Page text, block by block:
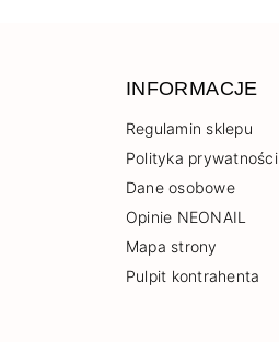
INFORMACJE
Regulamin sklepu
Polityka prywatności
Dane osobowe
Opinie NEONAIL
Mapa strony
Pulpit kontrahenta